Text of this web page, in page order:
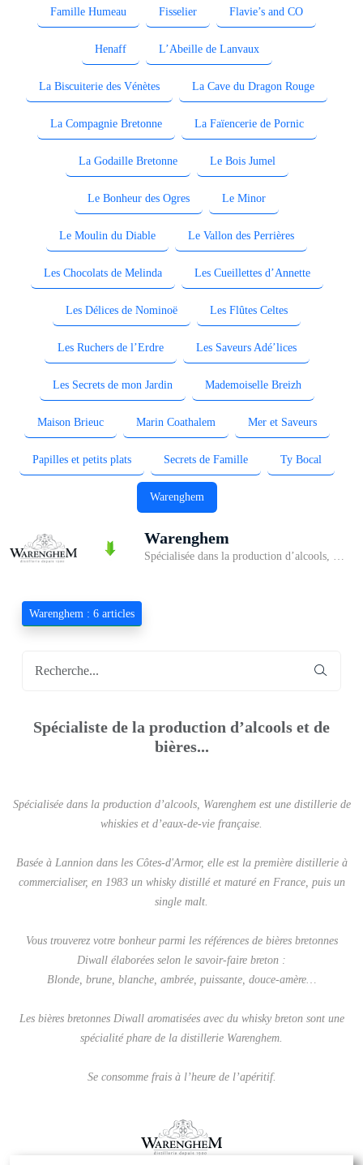
Famille Humeau Fisselier Flavie’s and CO
Henaff L’Abeille de Lanvaux
La Biscuiterie des Vénètes La Cave du Dragon Rouge
La Compagnie Bretonne La Faïencerie de Pornic
La Godaille Bretonne Le Bois Jumel
Le Bonheur des Ogres Le Minor
Le Moulin du Diable Le Vallon des Perrières
Les Chocolats de Melinda Les Cueillettes d’Annette
Les Délices de Nominoë Les Flûtes Celtes
Les Ruchers de l’Erdre Les Saveurs Adé’lices
Les Secrets de mon Jardin Mademoiselle Breizh
Maison Brieuc Marin Coathalem Mer et Saveurs
Papilles et petits plats Secrets de Famille Ty Bocal
Warenghem
Warenghem
Spécialisée dans la production d’alcools, Warenghem est une distillerie de whiskies et d’eaux-de-vie française. Basée à Lannion dans les Côtes-d'Armor, elle est la première distillerie à commercialiser, en 1983 un whisky distillé et maturé en France, puis un single malt. Vous trouverez votre bonheur parmi les références de bières bretonnes Diwall élaborées selon le savoir-faire breton : Blonde, brune, blanche, ambrée, puissante, douce-amère… Les bières bretonnes Diwall aromatisées avec du whisky breton sont une spécialité phare de la distillerie Warenghem. Se consomme frais à l’heure de l’apéritif.
Warenghem : 6 articles
Spécialiste de la production d’alcools et de
bières...
Spécialisée dans la production d’alcools, Warenghem est une distillerie de
whiskies et d’eaux-de-vie française.
Basée à Lannion dans les Côtes-d'Armor, elle est la première distillerie à
commercialiser, en 1983 un whisky distillé et maturé en France, puis un
single malt.
Vous trouverez votre bonheur parmi les références de bières bretonnes
Diwall élaborées selon le savoir-faire breton :
Blonde, brune, blanche, ambrée, puissante, douce-amère…
Les bières bretonnes Diwall aromatisées avec du whisky breton sont une
spécialité phare de la distillerie Warenghem.
Se consomme frais à l’heure de l’apéritif.